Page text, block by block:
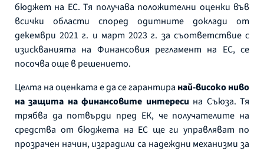
бюджет на ЕС. Тя получава положителни оценки във
всички области според одитните доклади от
декември 2021 г. и март 2023 г. за съответствие с
изискванията на Финансовия регламент на ЕС, се
посочва още в решението.
Целта на оценката е да се гарантира най-високо ниво
на защита на финансовите интереси на Съюза. Тя
трябва да потвърди пред ЕК, че получателите на
средства от бюджета на ЕС ще ги управляват по
прозрачен начин, изградили са надеждни механизми за